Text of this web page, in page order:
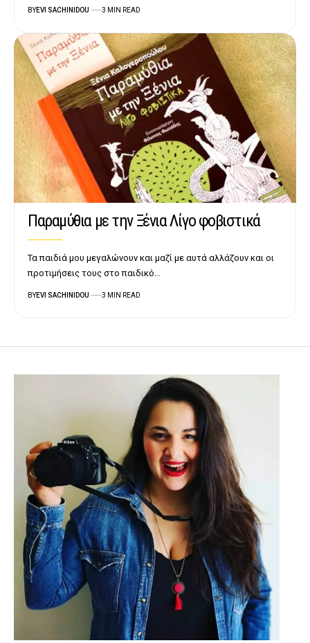
BYEVI SACHINIDOU 3 MIN READ
Παραμύθια με την Ξένια Λίγο φοβιστικά
Τα παιδιά μου μεγαλώνουν και μαζί με αυτά αλλάζουν και οι
προτιμήσεις τους στο παιδικό…
BYEVI SACHINIDOU 3 MIN READ